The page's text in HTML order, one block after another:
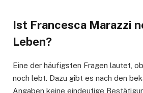
Ist Francesca Marazzi
Leben?
Eine der häufigsten Fragen lautet,
noch lebt. Dazu gibt es nach den
Angaben keine eindeutige